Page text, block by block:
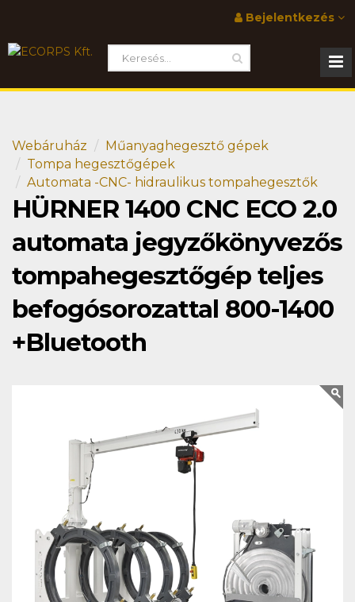
Bejelentkezés
Webáruház
Műanyaghegesztő gépek
Tompa hegesztőgépek
Automata -CNC- hidraulikus tompahegesztők
HÜRNER 1400 CNC ECO 2.0
automata jegyzőkönyvezős
tompahegesztőgép teljes
befogósorozattal 800-1400
+Bluetooth